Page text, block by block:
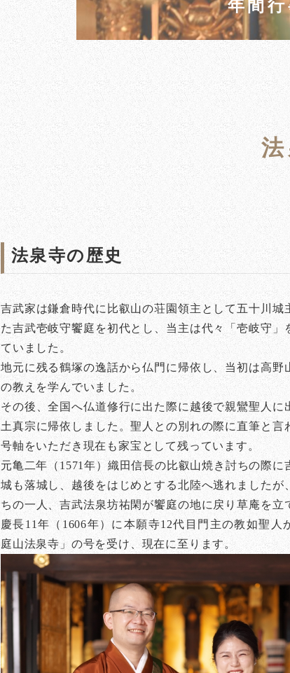
年間
法泉寺の歴史
吉武家は鎌倉時代に比叡山の荘園領主として五十川城
た吉武壱岐守饗庭を初代とし、当主は代々「壱岐守」
ていました。
地元に残る鶴塚の逸話から仏門に帰依し、当初は高野
の教えを学んでいました。
その後、全国へ仏道修行に出た際に越後で親鸞聖人に
土真宗に帰依しました。聖人との別れの際に直筆と言
号軸をいただき現在も家宝として残っています。
元亀二年（1571年）織田信長の比叡山焼き討ちの際に
城も落城し、越後をはじめとする北陸へ逃れましたが
ちの一人、吉武法泉坊祐閑が饗庭の地に戻り草庵を立
慶長11年（1606年）に本願寺12代目門主の教如聖人
庭山法泉寺」の号を受け、現在に至ります。